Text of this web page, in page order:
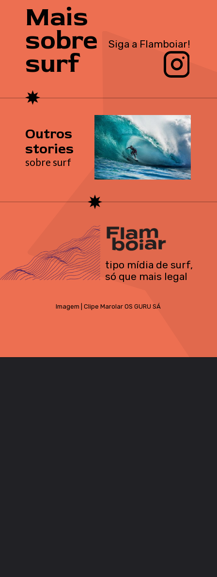
tipo mídia de surf,
só que mais legal
Outros
stories
sobre surf
Imagem | Clipe Marolar OS GURU SÁ
Mais
sobre
surf
Siga a Flamboiar!